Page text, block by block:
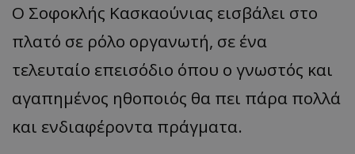
Ο Σοφοκλής Κασκαούνιας εισβάλει στο
πλατό σε ρόλο οργανωτή, σε ένα
τελευταίο επεισόδιο όπου ο γνωστός και
αγαπημένος ηθοποιός θα πει πάρα πολλά
και ενδιαφέροντα πράγματα.